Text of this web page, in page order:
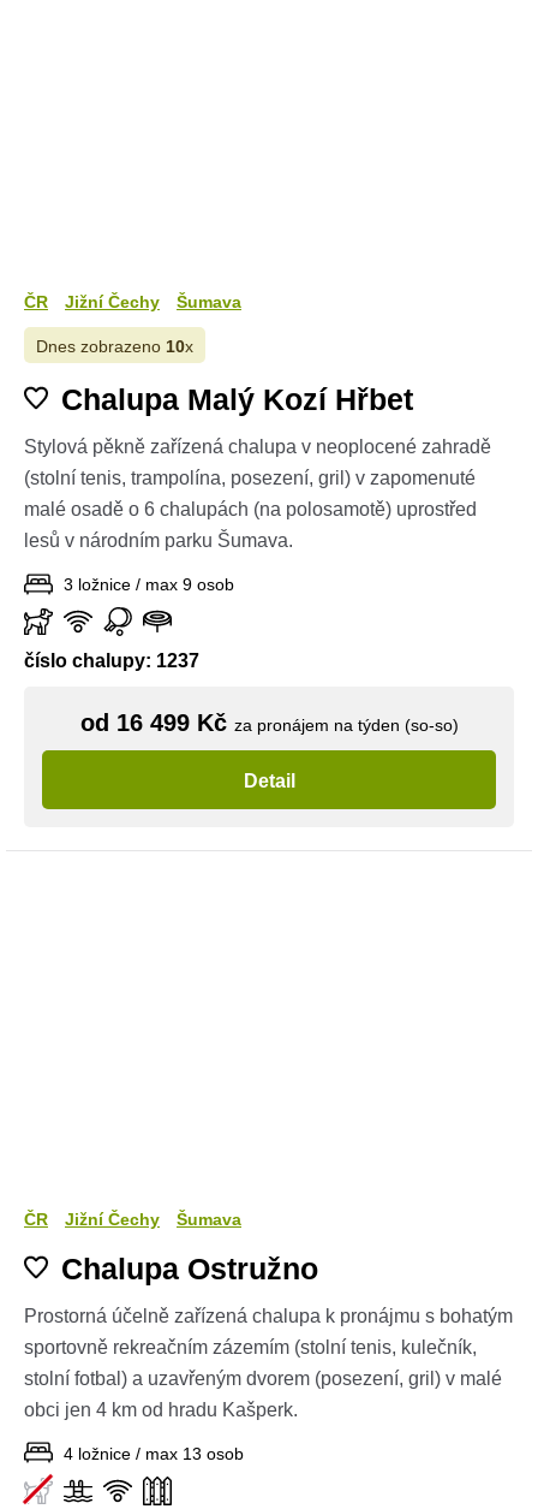
ČR Jižní Čechy Šumava
Dnes zobrazeno 10x
Chalupa Malý Kozí Hřbet
Stylová pěkně zařízená chalupa v neoplocené zahradě
(stolní tenis, trampolína, posezení, gril) v zapomenuté
malé osadě o 6 chalupách (na polosamotě) uprostřed
lesů v národním parku Šumava.
3 ložnice / max 9 osob
číslo chalupy: 1237
od 16 499 Kč za pronájem na týden (so-so)
Detail
ČR Jižní Čechy Šumava
Chalupa Ostružno
Prostorná účelně zařízená chalupa k pronájmu s bohatým
sportovně rekreačním zázemím (stolní tenis, kulečník,
stolní fotbal) a uzavřeným dvorem (posezení, gril) v malé
obci jen 4 km od hradu Kašperk.
4 ložnice / max 13 osob